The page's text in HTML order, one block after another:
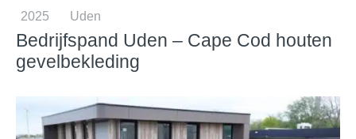
2025 Uden
Bedrijfspand Uden – Cape Cod houten
gevelbekleding